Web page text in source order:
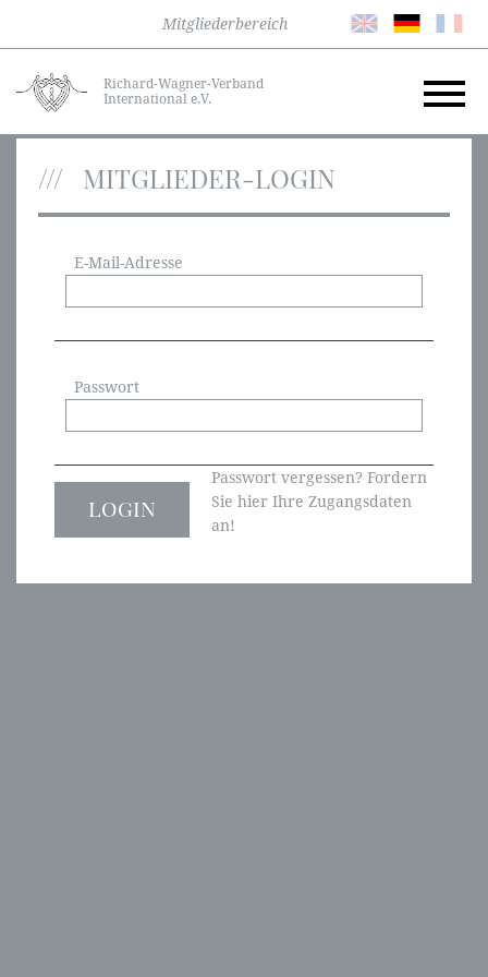
Mitgliederbereich
Richard-Wagner-Verband
International e.V.
MITGLIEDER-LOGIN
E-Mail-Adresse
Passwort
Passwort vergessen? Fordern
Sie hier Ihre Zugangsdaten
an!